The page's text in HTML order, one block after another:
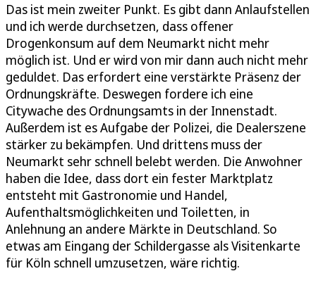
Das ist mein zweiter Punkt. Es gibt dann Anlaufstellen
und ich werde durchsetzen, dass offener
Drogenkonsum auf dem Neumarkt nicht mehr
möglich ist. Und er wird von mir dann auch nicht mehr
geduldet. Das erfordert eine verstärkte Präsenz der
Ordnungskräfte. Deswegen fordere ich eine
Citywache des Ordnungsamts in der Innenstadt.
Außerdem ist es Aufgabe der Polizei, die Dealerszene
stärker zu bekämpfen. Und drittens muss der
Neumarkt sehr schnell belebt werden. Die Anwohner
haben die Idee, dass dort ein fester Marktplatz
entsteht mit Gastronomie und Handel,
Aufenthaltsmöglichkeiten und Toiletten, in
Anlehnung an andere Märkte in Deutschland. So
etwas am Eingang der Schildergasse als Visitenkarte
für Köln schnell umzusetzen, wäre richtig.